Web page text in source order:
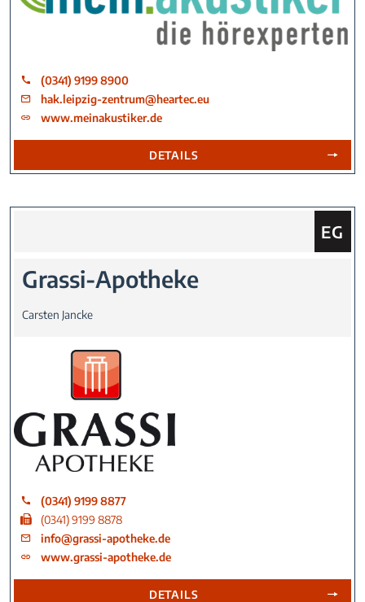
(0341) 9199 8900
hak.leipzig-zentrum@heartec.eu
www.meinakustiker.de
DETAILS
EG
Sie
Grassi-Apotheke
Carsten Jancke
(0341) 9199 8877
(0341) 9199 8878
info@grassi-apotheke.de
www.grassi-apotheke.de
DETAILS